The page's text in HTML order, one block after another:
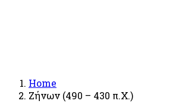
Home
Ζήνων (490 – 430 π.Χ.)